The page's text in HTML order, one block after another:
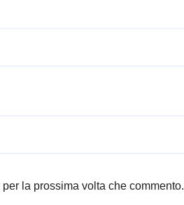
la prossima volta che commento.